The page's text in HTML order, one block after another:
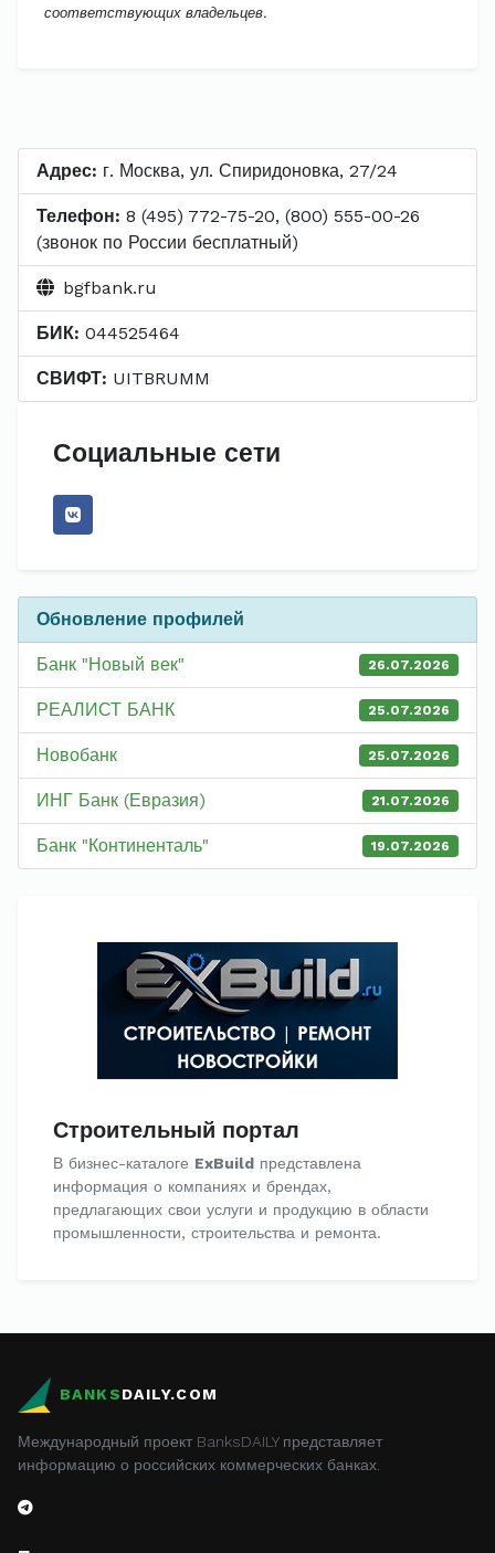
соответствующих владельцев.
Адрес: г. Москва, ул. Спиридоновка, 27/24
Телефон: 8 (495) 772-75-20, (800) 555-00-26
(звонок по России бесплатный)
bgfbank.ru
БИК: 044525464
СВИФТ: UITBRUMM
Социальные сети
Обновление профилей
Банк "Новый век" 26.07.2026
РЕАЛИСТ БАНК 25.07.2026
Новобанк 25.07.2026
ИНГ Банк (Евразия) 21.07.2026
Банк "Континенталь" 19.07.2026
Строительный портал
В бизнес-каталоге ExBuild представлена
информация о компаниях и брендах,
предлагающих свои услуги и продукцию в области
промышленности, строительства и ремонта.
BANKSDAILY.COM
Международный проект BanksDAILY представляет
информацию о российских коммерческих банках.